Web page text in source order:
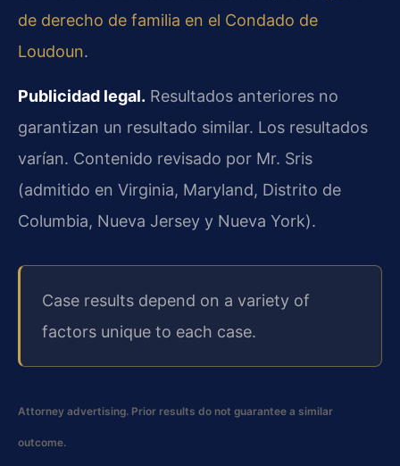
de derecho de familia en el Condado de
Loudoun.
Publicidad legal. Resultados anteriores no
garantizan un resultado similar. Los resultados
varían. Contenido revisado por Mr. Sris
(admitido en Virginia, Maryland, Distrito de
Columbia, Nueva Jersey y Nueva York).
Case results depend on a variety of
factors unique to each case.
Attorney advertising. Prior results do not guarantee a similar
outcome.